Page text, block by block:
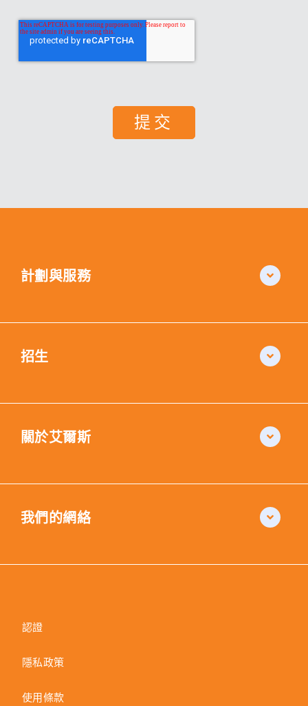
計劃與服務
招生
關於艾爾斯
我們的網絡
認證
隱私政策
使用條款